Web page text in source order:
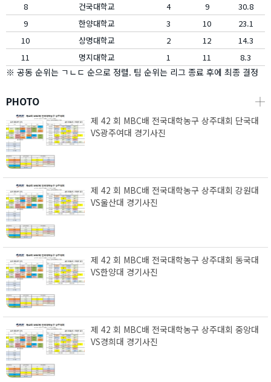
8
건국대학교 4 9
30.8
9
한양대학교 3 10
23.1
10
상명대학교 2 12
14.3
11
명지대학교 1 11 8.3
※ 공동 순위는 ㄱㄴㄷ 순으로 정렬. 팀 순위는 리그 종료 후에 최종 결정
PHOTO ┼
제 42 회 MBC배 전국대학농구 상주대회 단국대
VS광주여대 경기사진
제 42 회 MBC배 전국대학농구 상주대회 강원대
VS울산대 경기사진
제 42 회 MBC배 전국대학농구 상주대회 동국대
VS한양대 경기사진
제 42 회 MBC배 전국대학농구 상주대회 중앙대
VS경희대 경기사진